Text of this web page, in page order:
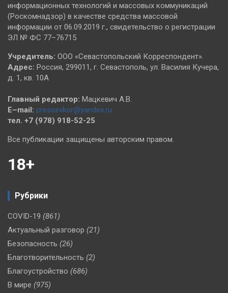
информационных технологий и массовых коммуникаций
(Роскомнадзор) в качестве средства массовой
информации от 06.09.2019 г., свидетельство о регистрации
ЭЛ № ФС 77–76715
Учредитель: ООО «Севастопольский Корреспондент».
Адрес: Россия, 299011, г. Севастополь, ул. Василия Кучера,
д. 1, кв. 10А
Главный редактор: Мацкевич А.В.
E–mail: pressevkor@yandex.ru
тел. +7 (978) 918-52-25
Все публикации защищены авторским правом.
18+
Рубрики
COVID-19 (861)
Актуальный разговор (21)
Безопасность (26)
Благотворительность (2)
Благоустройство (686)
В мире (975)